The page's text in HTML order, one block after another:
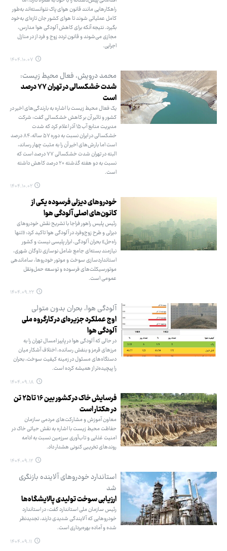
راهکارهایی مانند قانون هوای پاک نتوانسته‌اند به‌طور
کامل عملیاتی شوند تا هوای کشور جان تازه‌ای به‌خود
بگیرد. نتیجه آنکه برای کاهش آلودگی هوا مدارس،
مجازی می‌شوند و قانون تردد زوج و فرد از در منازل
اجرایی.
۱۴۰۴.۱۰.۰۷
محمد درویش، فعال محیط زیست:
شدت خشکسالی در تهران ۷۷ درصد
است
یک فعال محیط زیست با اشاره به بارندگی‌های اخیر در
کشور و تاثیر آن بر کاهش خشکسالی گفت: شرکت
مدیریت منابع آب ۱۵ آذر اعلام کرد که شدت
خشکسالی در ایران نسبت به دوره ۵۷ ساله، ۸۴ درصد
است اما بارش‌های اخیر آن را به مثبت چهار رساند،
البته در تهران شدت خشکسالی ۷۷ درصد است که
نسبت به دو هفته گذشته ۲۰ درصد کاهش داشته
است.
۱۴۰۴.۱۰.۰۲
خودروهای دیزلی فرسوده یکی از
کانون‌های اصلی آلودگی هوا
رئیس پلیس راهور فراجا با تشریح نقش خودروهای
دیزلی و طرح زوج‌وفرد در آلودگی هوا تاکید کرد: «تنها
راه‌حل» بحران آلودگی، ابزار پلیسی نیست و کشور
نیازمند بسته‌ای جامع شامل نوسازی ناوگان شهری،
استانداردسازی سوخت و موتور خودروها، ساماندهی
موتورسیکلت‌های فرسوده و توسعه حمل‌ونقل
عمومی است.
۱۴۰۴.۰۹.۲۲
آلودگی هوا، بحران بدون متولی
اوج عملکرد جزیره‌ای در کارگروه ملی
آلودگی هوا
در حالی که آلودگی هوا در پاییز امسال تهران را به
مرزهای قرمز و بنفش رسانده، اختلاف آشکار میان
دستگاه‌های مسئول در زمینه کیفیت سوخت، بحران
را پیچیده‌تر از همیشه کرده است.
۱۴۰۴.۰۹.۱۸
فرسایش خاک در کشور بین ۱۶ تا ۲۵ تن
در هکتار است
معاون آموزش و مشارکت‌های مردمی سازمان
حفاظت محیط زیست با اشاره به نقش حیاتی خاک در
امنیت غذایی و تاب‌آوری سرزمین نسبت به ادامه
روندهای تخریبی کنونی هشدار داد.
۱۴۰۴.۰۹.۱۲
استاندارد خودروهای آلاینده بازنگری
شد
ارزیابی سوخت تولیدی پالایشگاه‌ها
رئیس سازمان ملی استاندارد گفت: در استاندارد
خودروهایی که آلایندگی شدیدی دارند، تجدیدنظر
شده و آماده بهره‌برداری است.
۱۴۰۴.۰۹.۱۱